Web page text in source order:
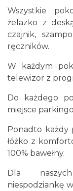
Wszystkie
żelazko z
czajnik,
ręczników.
W każdym
telewizor z
Do każdego
miejsce
Ponadto każdy
łóżko z
100% bawełny.
Dla
niespodziankę